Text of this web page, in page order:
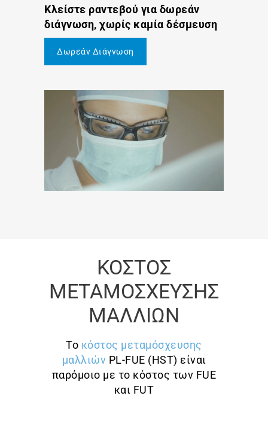
Κλείστε ραντεβού για δωρεάν
διάγνωση, χωρίς καμία δέσμευση
Δωρεάν Διάγνωση
ΚΟΣΤΟΣ
ΜΕΤΑΜΟΣΧΕΥΣΗΣ
ΜΑΛΛΙΩΝ
Το κόστος μεταμόσχευσης
μαλλιών PL-FUE (HST) είναι
παρόμοιο με το κόστος των FUE
και FUT